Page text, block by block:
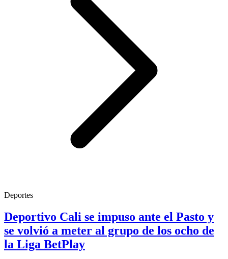
Deportes
Deportivo Cali se impuso ante el Pasto y
se volvió a meter al grupo de los ocho de
la Liga BetPlay